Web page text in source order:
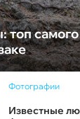
топ
Фотографии
Известные